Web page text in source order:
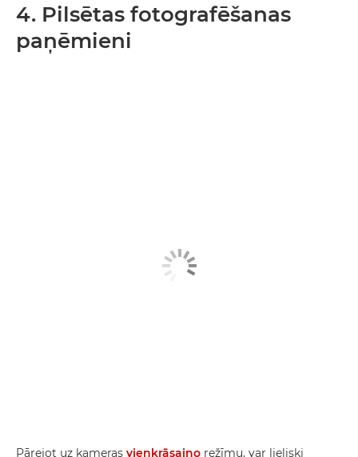
4. Pilsētas fotografēšanas
paņēmieni
Pārejot uz kameras vienkrāsaino režīmu, var lieliski